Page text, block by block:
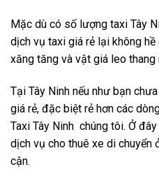
Mặc dù có số lượng taxi Tây
dịch vụ taxi giá rẻ lại không
xăng tăng và vật giá leo thang
Tại Tây Ninh nếu như bạn
giá rẻ, đặc biệt rẻ hơn các
Taxi Tây Ninh chúng tôi. Ở
dịch vụ cho thuê xe di chuyển
cận.